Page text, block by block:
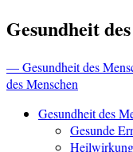
Gesundheit
— Gesundheit des
des Menschen
Gesundheit des
Gesunde